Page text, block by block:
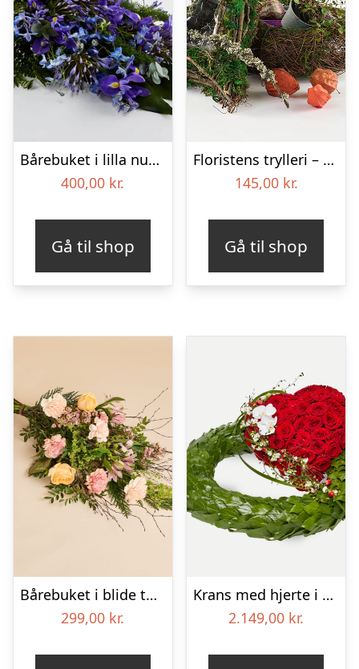
Bårebuket i lilla nuancer – Blomster til begravelse
400,00 kr.
Gå til shop
Floristens trylleri – gravpynt – Blomster til begravelse
145,00 kr.
Gå til shop
Bårebuket i blide toner
299,00 kr.
Krans med hjerte i klassisk stil – rød og hvid
2.149,00 kr.